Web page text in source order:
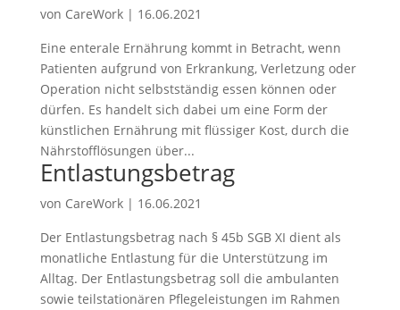
von CareWork| 16.06.2021
Eine enterale Ernährung kommt in Betracht, wenn
Patienten aufgrund von Erkrankung, Verletzung oder
Operation nicht selbstständig essen können oder
dürfen. Es handelt sich dabei um eine Form der
künstlichen Ernährung mit flüssiger Kost, durch die
Nährstofflösungen über...
Entlastungsbetrag
von CareWork| 16.06.2021
Der Entlastungsbetrag nach § 45b SGB XI dient als
monatliche Entlastung für die Unterstützung im
Alltag. Der Entlastungsbetrag soll die ambulanten
sowie teilstationären Pflegeleistungen im Rahmen